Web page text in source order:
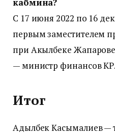
С 17 июня 2022 по 16
первым заместителем
при Акылбеке
— министр финансов КР.
Итог
Адылбек Касымалиев —